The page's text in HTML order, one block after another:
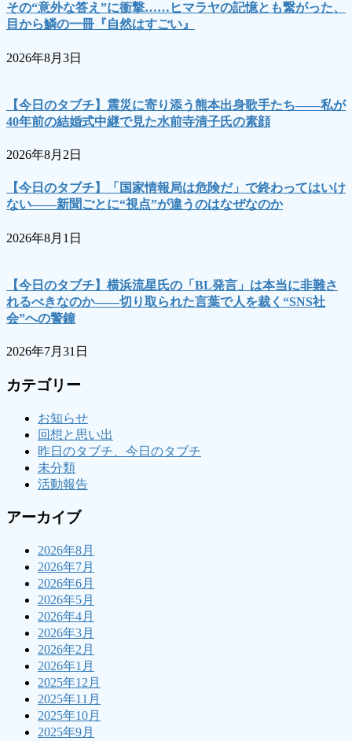
その“意外な答え”に衝撃……ヒマラヤの記憶とも繋がった、
目から鱗の一冊『自然はすごい』
2026年8月3日
【今日のタブチ】震災に寄り添う熊本出身歌手たち――私が
40年前の結婚式中継で見た水前寺清子氏の素顔
2026年8月2日
【今日のタブチ】「国家情報局は危険だ」で終わってはいけ
ない――新聞ごとに“視点”が違うのはなぜなのか
2026年8月1日
【今日のタブチ】横浜流星氏の「BL発言」は本当に非難さ
れるべきなのか――切り取られた言葉で人を裁く“SNS社
会”への警鐘
2026年7月31日
カテゴリー
お知らせ
回想と思い出
昨日のタブチ、今日のタブチ
未分類
活動報告
アーカイブ
2026年8月
2026年7月
2026年6月
2026年5月
2026年4月
2026年3月
2026年2月
2026年1月
2025年12月
2025年11月
2025年10月
2025年9月